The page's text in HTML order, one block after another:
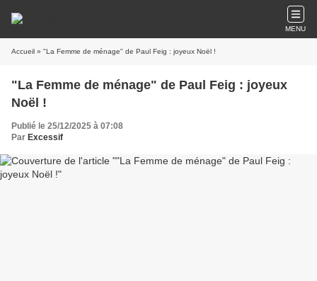
MENU
Accueil » "La Femme de ménage" de Paul Feig : joyeux Noël !
"La Femme de ménage" de Paul Feig : joyeux
Noël !
Publié le 25/12/2025 à 07:08
Par Excessif